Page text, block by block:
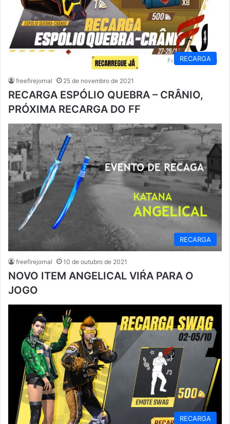
RECARGA
freefirejornal 25 de novembro de 2021
RECARGA ESPÓLIO QUEBRA – CRÂNIO,
PRÓXIMA RECARGA DO FF
RECARGA
freefirejornal 10 de outubro de 2021
NOVO ITEM ANGELICAL VIŔA PARA O
JOGO
RECARGA